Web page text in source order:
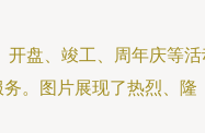
开盘、竣工、周年庆等活
。图片展现了热烈、隆